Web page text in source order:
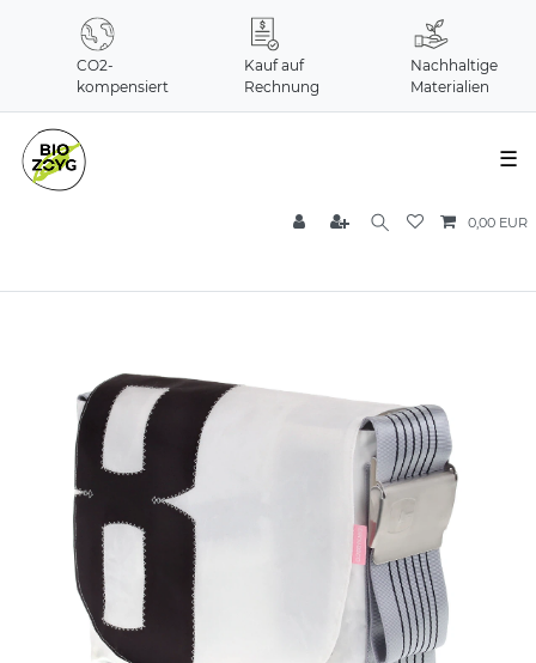
CO2-
kompensiert
Kauf auf
Rechnung
Nachhaltige
Materialien
☰
0,00 EUR